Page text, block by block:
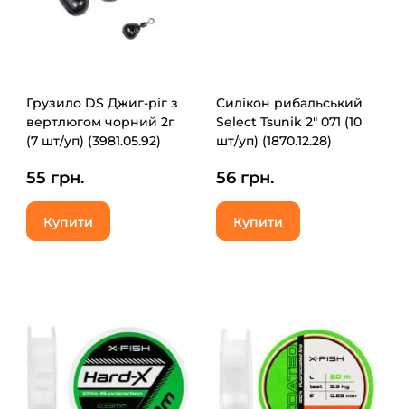
Грузило DS Джиг-ріг з
вертлюгом чорний 2г
(7 шт/уп) (3981.05.92)
55 грн.
Купити
Силікон рибальський
Select Tsunik 2" 071 (10
шт/уп) (1870.12.28)
56 грн.
Купити